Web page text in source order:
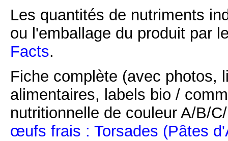
Les quantités de nutriments
ou l'emballage du produit par
Facts.
Fiche complète (avec photos,
alimentaires, labels bio /
nutritionnelle de couleur A/B/
œufs frais : Torsades (Pâtes